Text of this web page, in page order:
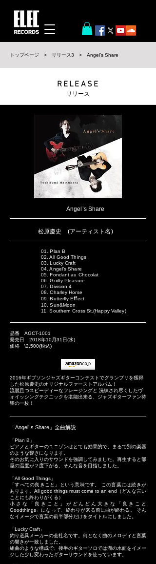
​トップページ > リリース3 > Angel’s Share
RELEASE
リリース
Angel’s Share
松原慶史 (アーティスト名)
01. Plan B
02. All Good Things
03. Lucky Craft
04. Angel’s Share
05. Fondant au Chocolat
06. Guilty Pleasure
07. Division 4
08. Charley Horse
09. Butterﬂy Eﬀect
10. Sun&Moon
11. Southern Cross St.(Happy Valley)
品番 AGCT-1001
発売日 2018年10月31日(水)
価格 \2,500(税込)
2016年ギブソンジャズギターコンテストでグランプリを獲得
した松原慶史のオリジナルファーストアルバム！
流麗且つスピーディーなフレージングと 洗練され尽くしたヴ
ォイッシングテクニックを堪能出来る、ジャズギターファン待
望の一枚！
「Angel’ s Share」全曲解説
「Plan B」
ピアノとギターのユニゾンはとても効果的で、まるで別の楽器
のような響きになります。
そのお気に入りのサウンドを強調してみました。再生すると部
屋の温度が２度下がる、そんな音を目指しました。
「All Good Things」
「すべての良きこと」という意味です。 この言葉には続きが
あります。All good things must come to an end（どんな言い
ことにも終わりがくる）
小さな「良きこと」がどんどん大きな「良きこと
Goodthings」になって、終わりが来る前に曲が終わる。 そん
なイメージで言葉の前半部分だけをタイトルにしました。
「Lucky Craft」
釣り道具メーカーの会社名です。何となく曲のメロディと言葉
の響きが一致しました。
組曲のような構成で、後半のギターソロでは湖の水面をイメー
ジした少し変わったギターサウンドを使っています。